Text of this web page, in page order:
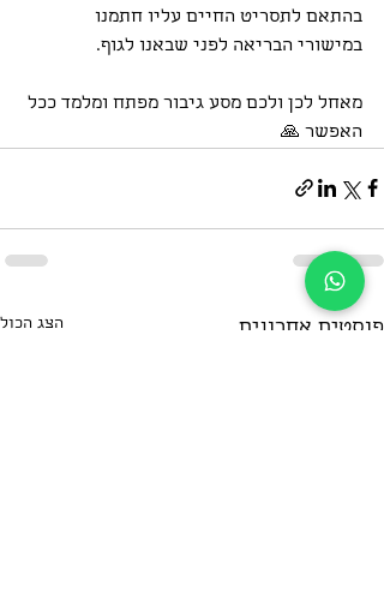
בהתאם לתסריט החיים עליו חתמנו
במישורי הבריאה לפני שבאנו לגוף.
מאחל לכן ולכם מסע גיבור מפתח ומלמד ככל
האפשר 🙏
פוסטים אחרונים הצג הכול